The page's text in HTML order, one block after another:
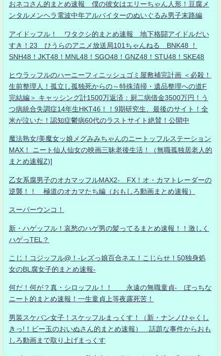
おネコさん的まとめ速報 僕の彼女はエリーちゃん人形！豆腐メ
ンタルメンヘラ電波中年アルバイターのぬいぐるみ男子末路編
アイドッフル！ ワタクシ的まとめ速報 地下格闘アイドルだい
すき！23 ひうらのアニメ放送局101ちゃんねる BNK48 ！
SNH48！JKT48！MNL48！SGO48！GNZ48！STU48！SKE48
ヒウラッフルのハーニーフィニッシュゴミ屋敷補完計画 ＜必殺！
生前整理人！孤立し孤独死からの～特殊清掃・遺品整理への道F
完結編＞ キャッシング計1500万返済：厨二病借金3500万円！う
つ病統合失調症14年生HKT46！！9期研究生、最後のサイト！全
米が泣いた！認知症鬱病60代のラストサイト絶賛！公開中
魔法熟女/美魔女ッ娘メグみみちゃんのニートッフルステーション
MAX！ ニート仙人仙女の映画三昧老後生活！（無職孤独居老人的
まとめ速報Z)]
乙女系腐男子のオカマッフルMAX2- FX！オ・カマトレーダーの
逆襲！！ 極道のオカマたち編（おもしろ動画まとめ速報）
スーパーウンコ！
新・ハゲッフル！哀愁のハゲ男の髪ってるまとめ速報！！激しく
ハゲっTEL？
こじ！コジッフル@！-レズっ娘百合ネエ！こじらせ！50独身処
女のBL腐女子的まとめ速報-
何だ！何が？真・シロッフル！！ 永遠の無職童貞- ぼっちな
ニート的まとめ速報！一生童貞上等夜露死苦！
男装スケバン女子！スケッフルまっくす！（新・ナンノひゃくし
きっ!！ビー玉のおいぬさん的まとめ速報） 話題な事件からおも
しろ動画まで取り上げまっくす